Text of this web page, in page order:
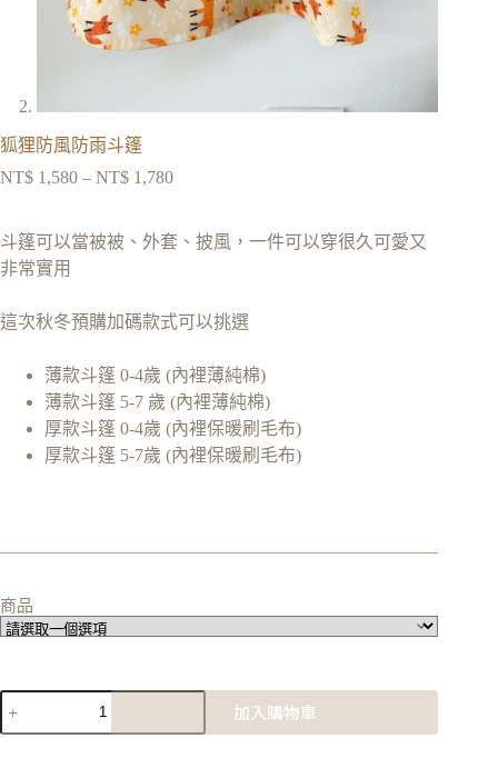
狐狸防風防雨斗篷
NT$ 1,580 – NT$ 1,780
斗篷可以當被被、外套、披風，一件可以穿很久可愛又
非常實用
這次秋冬預購加碼款式可以挑選
薄款斗篷 0-4歲 (內裡薄純棉)
薄款斗篷 5-7 歲 (內裡薄純棉)
厚款斗篷 0-4歲 (內裡保暖刷毛布)
厚款斗篷 5-7歲 (內裡保暖刷毛布)
商品
加入購物車